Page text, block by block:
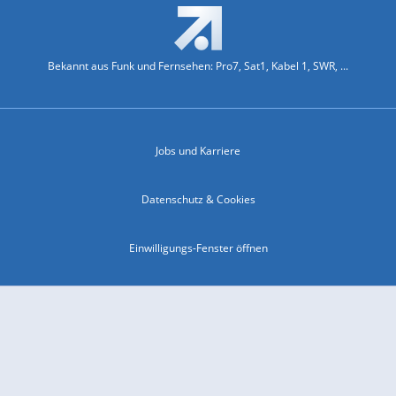
Bekannt aus Funk und Fernsehen: Pro7, Sat1, Kabel 1, SWR, ...
Jobs und Karriere
Datenschutz & Cookies
Einwilligungs-Fenster öffnen